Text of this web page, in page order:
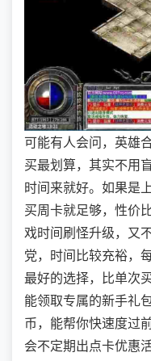
可能有人会问，英雄
买最划算，其实不用
时间来就好。如果是
买周卡就足够，性价
戏时间刷怪升级，又
党，时间比较充裕，
最好的选择，比单次
能领取专属的新手礼
币，能帮你快速度过
会不定期出点卡优惠